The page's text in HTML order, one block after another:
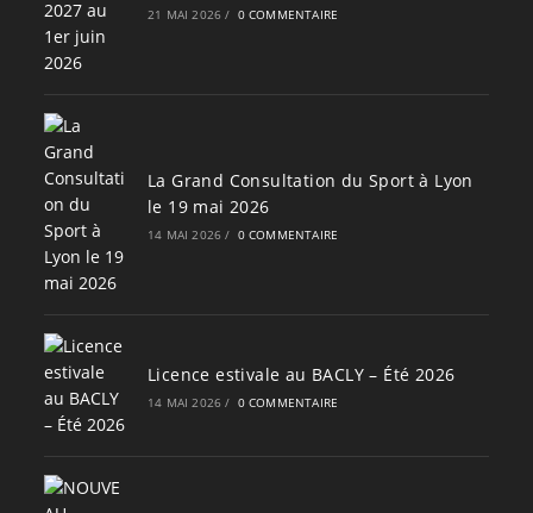
21 MAI 2026 / 0 COMMENTAIRE
La Grand Consultation du Sport à Lyon
le 19 mai 2026
14 MAI 2026 / 0 COMMENTAIRE
Licence estivale au BACLY – Été 2026
14 MAI 2026 / 0 COMMENTAIRE